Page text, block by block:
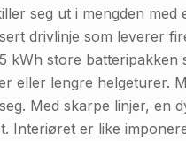
seg ut i mengden
drivlinje som leverer
store batteripakken
eller lengre helgeturer.
Med skarpe linjer, en
Interiøret er like